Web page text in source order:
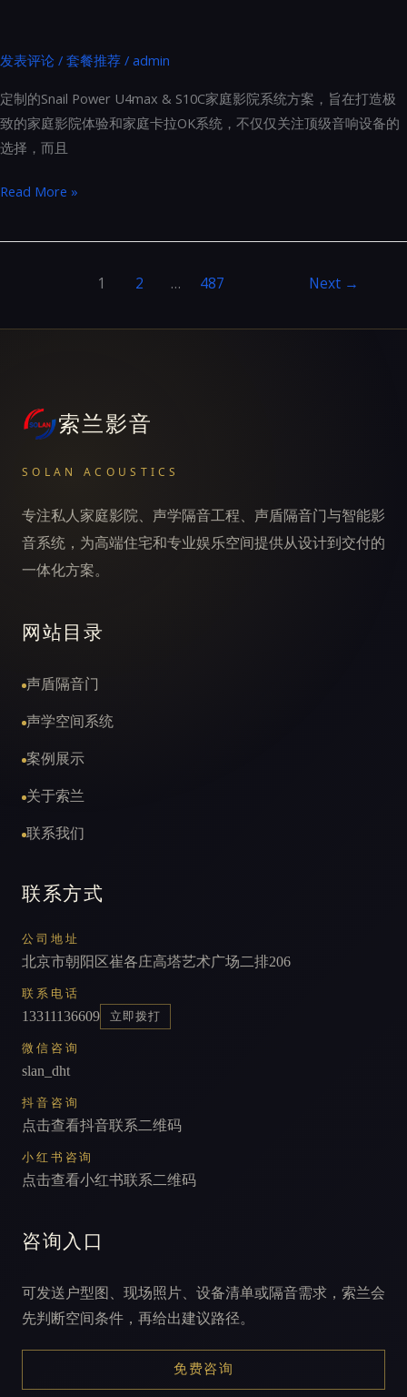
几
关
键
点
发表评论 / 套餐推荐 / admin
定制的Snail Power U4max & S10C家庭影院系统方案，旨在打造极
致的家庭影院体验和家庭卡拉OK系统，不仅仅关注顶级音响设备的
选择，而且
U4max
S10C
Read More »
1 2 … 487 Next →
索兰影音
SOLAN ACOUSTICS
专注私人家庭影院、声学隔音工程、声盾隔音门与智能影
音系统，为高端住宅和专业娱乐空间提供从设计到交付的
一体化方案。
网站目录
声盾隔音门
声学空间系统
案例展示
关于索兰
联系我们
联系方式
公司地址
北京市朝阳区崔各庄高塔艺术广场二排206
联系电话
13311136609 立即拨打
微信咨询
slan_dht
抖音咨询
点击查看抖音联系二维码
小红书咨询
点击查看小红书联系二维码
咨询入口
可发送户型图、现场照片、设备清单或隔音需求，索兰会
先判断空间条件，再给出建议路径。
免费咨询